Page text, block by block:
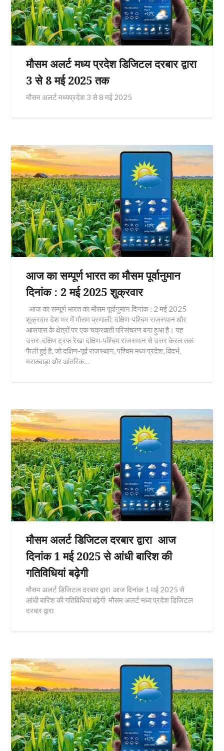
मौसम अलर्ट मध्य प्रदेश डिजिटल दरबार द्वारा
3 से 8 मई 2025 तक
मौसम अलर्ट मध्यप्रदेश 3 से 8 मई 2025
आज का सम्पूर्ण भारत का मौसम पूर्वानुमान
दिनांक : 2 मई 2025 शुक्रवार
आज का सम्पूर्ण भारत का मौसम पूर्वानुमान दिनांक : 2 मई 2025
शुक्रवार देश भर में मौसम प्रणाली: दक्षिण-पश्चिम राजस्थान और
आसपास के क्षेत्रों पर एक चक्रवाती परिसंचरण बना हुआ है। यह
उत्तर-दक्षिण ट्रफ रेखा दक्षिण-पश्चिम राजस्थान से उत्तर केरल तक
फैली हुई है, जो दक्षिण-पूर्व राजस्थान, पश्चिम मध्य प्रदेश, विदर्भ,
मराठवाड़ा और आंतरिक…
मौसम अलर्ट डिजिटल दरबार द्वारा आज
दिनांक 1 मई 2025 से आंधी बारिश की
गतिविधियां बढ़ेगी
मौसम अलर्ट डिजिटल दरबार द्वारा आज दिनांक 1 मई 2025 से
आंधी बारिश की गतिविधियां बढ़ेगी मौसम अलर्ट मध्य प्रदेश डिजिटल
दरबार द्वारा